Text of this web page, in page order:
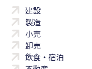
建設
製造
小売
卸売
飲食・宿泊